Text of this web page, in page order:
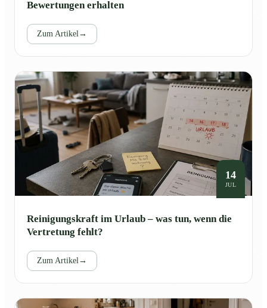
Bewertungen erhalten
Zum Artikel →
14
JUL
Reinigungskraft im Urlaub – was tun, wenn die
Vertretung fehlt?
Zum Artikel →